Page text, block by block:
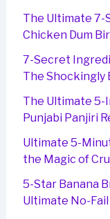
The Ultimate 7-
Chicken Dum
7-Secret
The Shockingly
The Ultimate
Punjabi Panjiri
Ultimate 5-
the Magic of
5-Star Banana
Ultimate No-